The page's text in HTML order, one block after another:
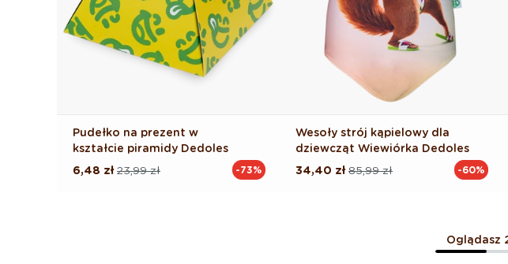
Pudełko na prezent w
kształcie piramidy Dedoles
Cena
23,99 zł
Cena
6,48 zł -73%
Wesoły strój kąpielowy dla
dziewcząt Wiewiórka Dedoles
Cena
85,99 zł
Cena
34,40 zł -60%
Oglądasz